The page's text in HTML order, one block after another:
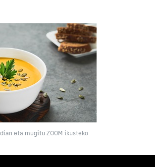
eta mugitu ZOOM ikusteko